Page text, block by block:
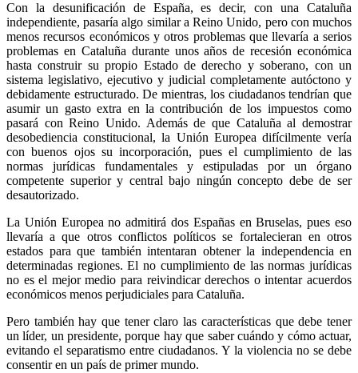
Con la desunificación de España, es decir, con una Cataluña
independiente, pasaría algo similar a Reino Unido, pero con muchos
menos recursos económicos y otros problemas que llevaría a serios
problemas en Cataluña durante unos años de recesión económica
hasta construir su propio Estado de derecho y soberano, con un
sistema legislativo, ejecutivo y judicial completamente autóctono y
debidamente estructurado. De mientras, los ciudadanos tendrían que
asumir un gasto extra en la contribución de los impuestos como
pasará con Reino Unido. Además de que Cataluña al demostrar
desobediencia constitucional, la Unión Europea difícilmente vería
con buenos ojos su incorporación, pues el cumplimiento de las
normas jurídicas fundamentales y estipuladas por un órgano
competente superior y central bajo ningún concepto debe de ser
desautorizado.
La Unión Europea no admitirá dos Españas en Bruselas, pues eso
llevaría a que otros conflictos políticos se fortalecieran en otros
estados para que también intentaran obtener la independencia en
determinadas regiones. El no cumplimiento de las normas jurídicas
no es el mejor medio para reivindicar derechos o intentar acuerdos
económicos menos perjudiciales para Cataluña.
Pero también hay que tener claro las características que debe tener
un líder, un presidente, porque hay que saber cuándo y cómo actuar,
evitando el separatismo entre ciudadanos. Y la violencia no se debe
consentir en un país de primer mundo.